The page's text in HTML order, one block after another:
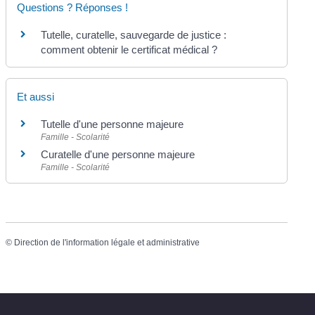
Questions ? Réponses !
Tutelle, curatelle, sauvegarde de justice :
comment obtenir le certificat médical ?
Et aussi
Tutelle d'une personne majeure
Famille - Scolarité
Curatelle d'une personne majeure
Famille - Scolarité
© Direction de l'information légale et administrative